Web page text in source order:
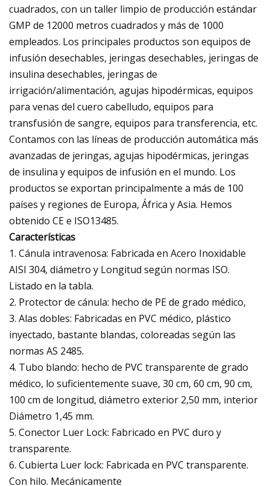
cuadrados, con un taller limpio de producción estándar
GMP de 12000 metros cuadrados y más de 1000
empleados. Los principales productos son equipos de
infusión desechables, jeringas desechables, jeringas de
insulina desechables, jeringas de
irrigación/alimentación, agujas hipodérmicas, equipos
para venas del cuero cabelludo, equipos para
transfusión de sangre, equipos para transferencia, etc.
Contamos con las líneas de producción automática más
avanzadas de jeringas, agujas hipodérmicas, jeringas
de insulina y equipos de infusión en el mundo. Los
productos se exportan principalmente a más de 100
países y regiones de Europa, África y Asia. Hemos
obtenido CE e ISO13485.
Características
1. Cánula intravenosa: Fabricada en Acero Inoxidable
AISI 304, diámetro y Longitud según normas ISO.
Listado en la tabla.
2. Protector de cánula: hecho de PE de grado médico,
3. Alas dobles: Fabricadas en PVC médico, plástico
inyectado, bastante blandas, coloreadas según las
normas AS 2485.
4. Tubo blando: hecho de PVC transparente de grado
médico, lo suficientemente suave, 30 cm, 60 cm, 90 cm,
100 cm de longitud, diámetro exterior 2,50 mm, interior
Diámetro 1,45 mm.
5. Conector Luer Lock: Fabricado en PVC duro y
transparente.
6. Cubierta Luer lock: Fabricada en PVC transparente.
Con hilo. Mecánicamente